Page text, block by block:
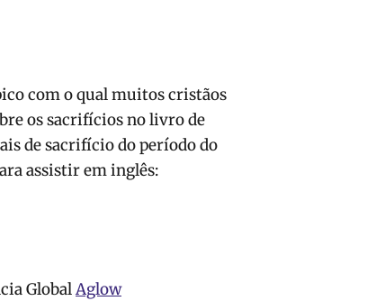
com o qual muitos cristãos
os sacrifícios no livro de
de sacrifício do período do
assistir em inglês:
GlobalAglow